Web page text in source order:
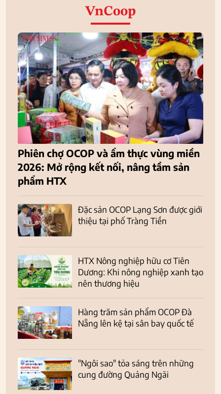
VnCoop
Phiên chợ OCOP và ẩm thực vùng miền
2026: Mở rộng kết nối, nâng tầm sản
phẩm HTX
Đặc sản OCOP Lạng Sơn được giới
thiệu tại phố Tràng Tiền
HTX Nông nghiệp hữu cơ Tiên
Dương: Khi nông nghiệp xanh tạo
nên thương hiệu
Hàng trăm sản phẩm OCOP Đà
Nẵng lên kệ tại sân bay quốc tế
"Ngôi sao" tỏa sáng trên những
cung đường Quảng Ngãi